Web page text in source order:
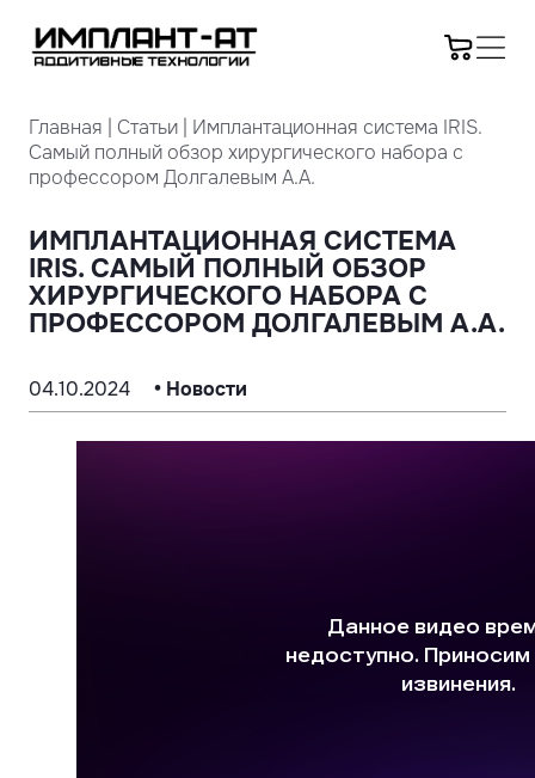
Главная Статьи
Имплантационная система IRIS.
Самый полный обзор хирургического набора с
профессором Долгалевым А.А.
ИМПЛАНТАЦИОННАЯ СИСТЕМА
IRIS. САМЫЙ ПОЛНЫЙ ОБЗОР
ХИРУРГИЧЕСКОГО НАБОРА С
ПРОФЕССОРОМ ДОЛГАЛЕВЫМ А.А.
04.10.2024 • Новости